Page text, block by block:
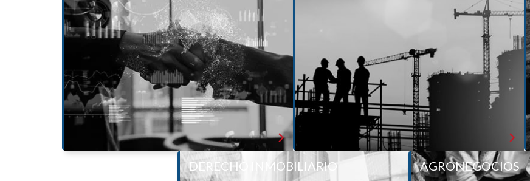
Fusiones y adquisiciones.
Procesos de due diligence.
Constitución de filiales y sucursales.
Reorganizaciones corporativas.
Gobierno corporativo.
Transacciones internacionales.
Escisiones de escisiones.
Disoluciones y liquidaciones.
Saber más
Elaboración y revisión de contratos relacionados a
construcción e ingeniería.
Seguimiento y supervisión legal de cumplimiento de
obligaciones.
Elaboración de informes y opiniones legales.
Asistencia legal integral a empresas constructoras y de
ingeniería.
Saber más
DERECHO INMOBILIARIO
DERECHO INMOBILIARIO AGRONEGOCIOS